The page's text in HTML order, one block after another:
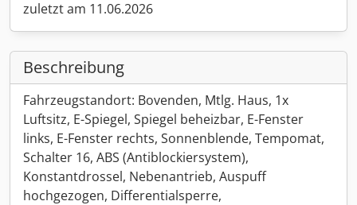
zuletzt am 11.06.2026
Beschreibung
Fahrzeugstandort: Bovenden, Mtlg. Haus, 1x
Luftsitz, E-Spiegel, Spiegel beheizbar, E-Fenster
links, E-Fenster rechts, Sonnenblende, Tempomat,
Schalter 16, ABS (Antiblockiersystem),
Konstantdrossel, Nebenantrieb, Auspuff
hochgezogen, Differentialsperre,